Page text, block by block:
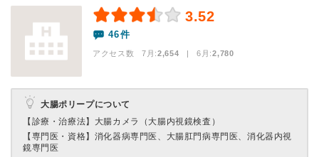
3.52
46件
アクセス数 7月:2,654 | 6月:2,780
大腸ポリープについて
【診療・治療法】 大腸カメラ（大腸内視鏡検査）
【専門医・資格】 消化器病専門医、大腸肛門病専門医、消化器内視
鏡専門医